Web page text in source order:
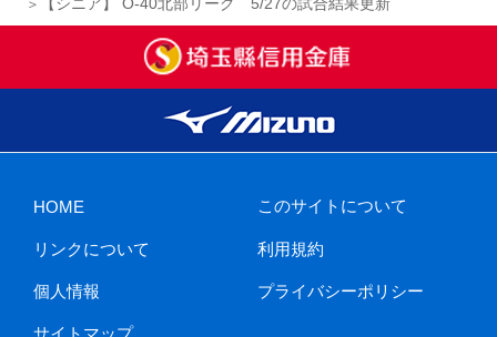
HOME このサイトについて
リンクについて 利用規約
個人情報 プライバシーポリシー
サイトマップ